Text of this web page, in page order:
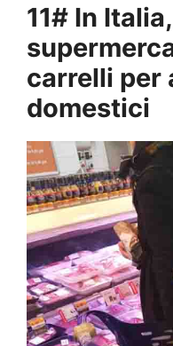
11# In
carrelli per
domestici